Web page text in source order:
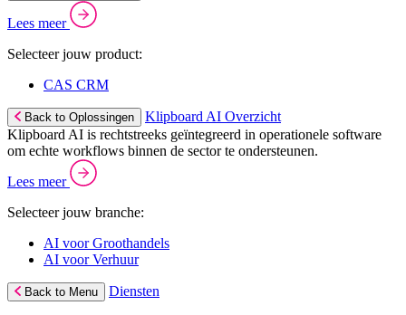
Lees meer
Selecteer jouw product:
CAS CRM
Back to Oplossingen
Klipboard AI Overzicht
Klipboard AI is rechtstreeks geïntegreerd in operationele software
om echte workflows binnen de sector te ondersteunen.
Lees meer
Selecteer jouw branche:
AI voor Groothandels
AI voor Verhuur
Back to Menu Diensten